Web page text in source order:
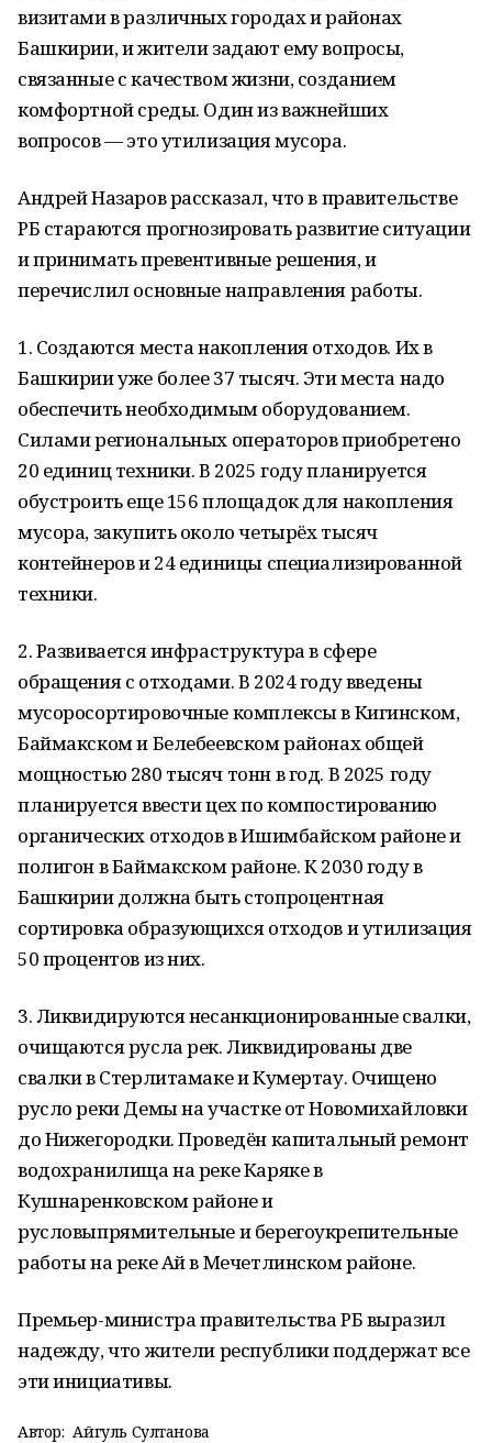
визитами в различных городах и районах
Башкирии, и жители задают ему вопросы,
связанные с качеством жизни, созданием
комфортной среды. Один из важнейших
вопросов — это утилизация мусора.
Андрей Назаров рассказал, что в правительстве
РБ стараются прогнозировать развитие ситуации
и принимать превентивные решения, и
перечислил основные направления работы.
1. Создаются места накопления отходов. Их в
Башкирии уже более 37 тысяч. Эти места надо
обеспечить необходимым оборудованием.
Силами региональных операторов приобретено
20 единиц техники. В 2025 году планируется
обустроить еще 156 площадок для накопления
мусора, закупить около четырёх тысяч
контейнеров и 24 единицы специализированной
техники.
2. Развивается инфраструктура в сфере
обращения с отходами. В 2024 году введены
мусоросортировочные комплексы в Кигинском,
Баймакском и Белебеевском районах общей
мощностью 280 тысяч тонн в год. В 2025 году
планируется ввести цех по компостированию
органических отходов в Ишимбайском районе и
полигон в Баймакском районе. К 2030 году в
Башкирии должна быть стопроцентная
сортировка образующихся отходов и утилизация
50 процентов из них.
3. Ликвидируются несанкционированные свалки,
очищаются русла рек. Ликвидированы две
свалки в Стерлитамаке и Кумертау. Очищено
русло реки Демы на участке от Новомихайловки
до Нижегородки. Проведён капитальный ремонт
водохранилища на реке Каряке в
Кушнаренковском районе и
русловыпрямительные и берегоукрепительные
работы на реке Ай в Мечетлинском районе.
Премьер-министра правительства РБ выразил
надежду, что жители республики поддержат все
эти инициативы.
Автор: Айгуль Султанова